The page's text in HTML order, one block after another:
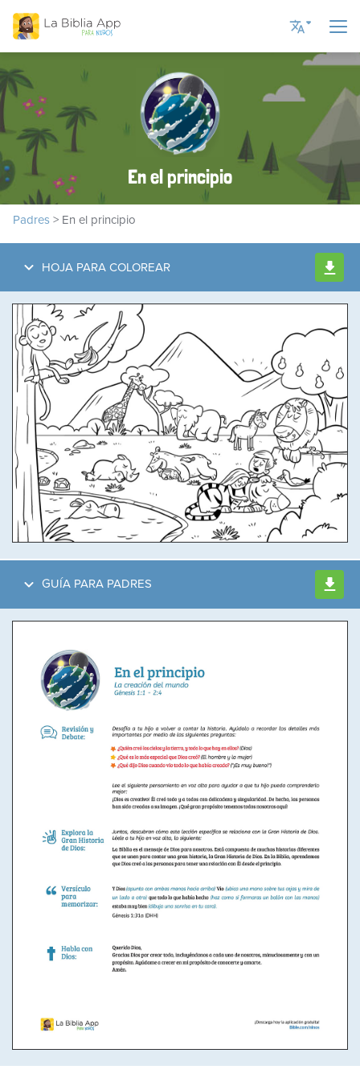
English UK
English US
Current Language
Ukrainian
En el principio
Padres > En el principio
HOJA PARA COLOREAR
GUÍA PARA PADRES